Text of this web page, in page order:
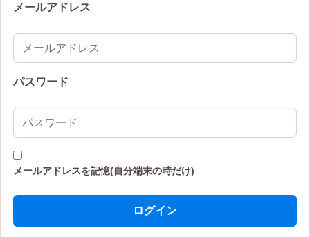
メールアドレス
パスワード
メールアドレスを記憶(自分端末の時だけ)
ログイン